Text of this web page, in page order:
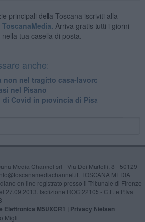
principali della Toscana iscriviti alla
Arriva gratis tutti i giorni
tua casella di posta.
anche:
nel tragitto casa-lavoro
nel Pisano
Covid in provincia di Pisa
Media Channel srl - Via Dei Martelli, 8 - 50129
TOSCANA MEDIA
on line registrato presso il Tribunale di Firenze
27.09.2013. Iscrizione ROC 22105 - C.F. e P.Iva
Elettronica M5UXCR1 | Privacy Nielsen
Migli